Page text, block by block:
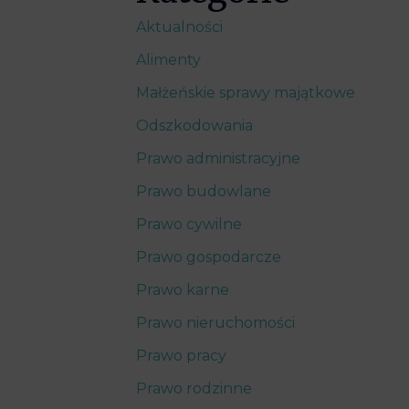
Aktualności
Alimenty
Małżeńskie sprawy majątkowe
Odszkodowania
Prawo administracyjne
Prawo budowlane
Prawo cywilne
Prawo gospodarcze
Prawo karne
Prawo nieruchomości
Prawo pracy
Prawo rodzinne